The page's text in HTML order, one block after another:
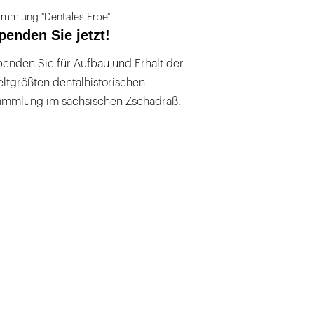
"Dentales Erbe"
Sie jetzt!
Sie für Aufbau und Erhalt der
dentalhistorischen
im sächsischen Zschadraß.